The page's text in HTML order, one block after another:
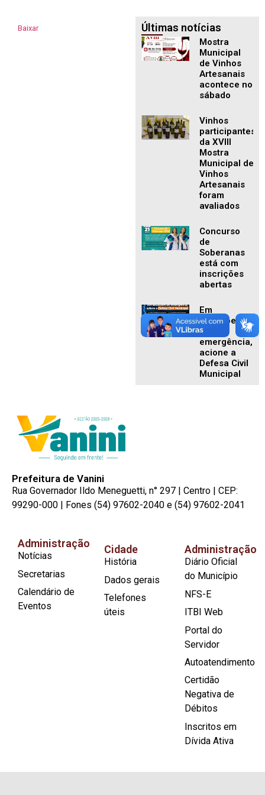
Baixar Últimas notícias
Mostra
Municipal
de Vinhos
Artesanais
acontece no
sábado
Vinhos
participantes
da XVIII
Mostra
Municipal de
Vinhos
Artesanais
foram
avaliados
Concurso
de
Soberanas
está com
inscrições
abertas
Em
situações
de
emergência,
acione a
Defesa Civil
Municipal
Prefeitura de Vanini
Rua Governador Ildo Meneguetti, n° 297 | Centro | CEP:
99290-000 | Fones (54) 97602-2040 e (54) 97602-2041
Administração
Notícias
Secretarias
Calendário de
Eventos
Cidade
História
Dados gerais
Telefones
úteis
Administração
Diário Oficial
do Município
NFS-E
ITBI Web
Portal do
Servidor
Autoatendimento
Certidão
Negativa de
Débitos
Inscritos em
Dívida Ativa